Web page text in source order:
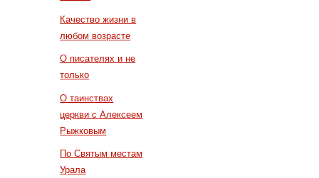
Качество жизни в
любом возрасте
О писателях и не
только
О таинствах
церкви с Алексеем
Рыжковым
По Святым местам
Урала